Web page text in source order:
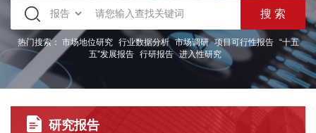
热门搜索： 市场地位研究 行业数据分析 市场调研 项目可行性报告
“十五
五”发展报告 行研报告 进入性研究
研究报告